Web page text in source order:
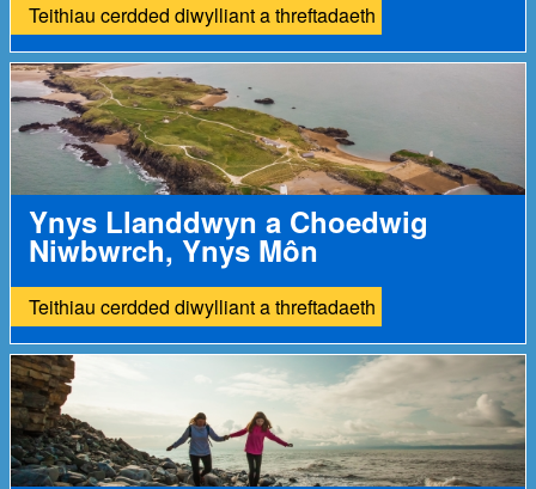
Teithiau cerdded diwylliant a threftadaeth
Ynys Llanddwyn a Choedwig
Niwbwrch, Ynys Môn
Teithiau cerdded diwylliant a threftadaeth